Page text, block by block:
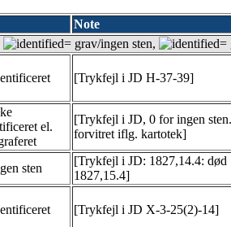
Note
= grav/ingen sten, =
[Trykfejl i JD H-37-39]
[Trykfejl i JD, 0 for ingen
forvitret iflg. kartotek]
[Trykfejl i JD: 1827,14.4: død
1827,15.4]
[Trykfejl i JD X-3-25(2)-14]